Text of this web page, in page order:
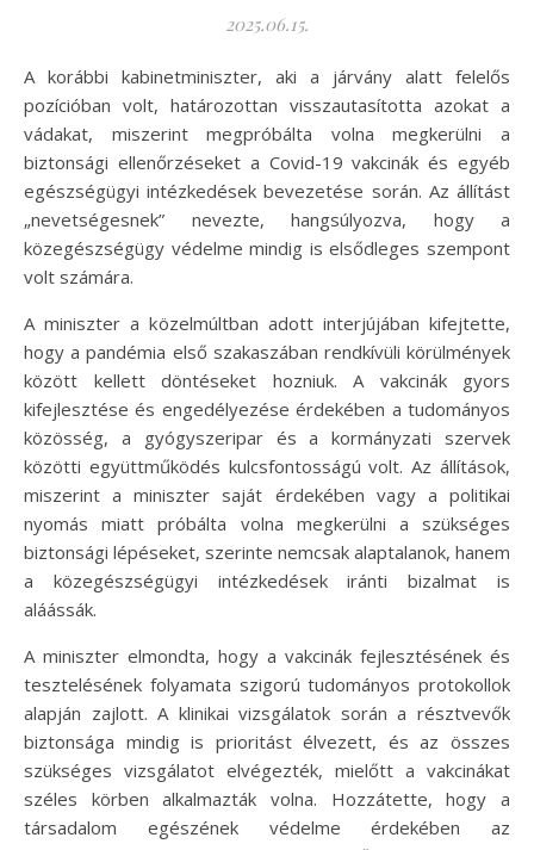
2025.06.15.
A korábbi kabinetminiszter, aki a járvány alatt felelős
pozícióban volt, határozottan visszautasította azokat a
vádakat, miszerint megpróbálta volna megkerülni a
biztonsági ellenőrzéseket a Covid-19 vakcinák és egyéb
egészségügyi intézkedések bevezetése során. Az állítást
„nevetségesnek” nevezte, hangsúlyozva, hogy a
közegészségügy védelme mindig is elsődleges szempont
volt számára.
A miniszter a közelmúltban adott interjújában kifejtette,
hogy a pandémia első szakaszában rendkívüli körülmények
között kellett döntéseket hozniuk. A vakcinák gyors
kifejlesztése és engedélyezése érdekében a tudományos
közösség, a gyógyszeripar és a kormányzati szervek
közötti együttműködés kulcsfontosságú volt. Az állítások,
miszerint a miniszter saját érdekében vagy a politikai
nyomás miatt próbálta volna megkerülni a szükséges
biztonsági lépéseket, szerinte nemcsak alaptalanok, hanem
a közegészségügyi intézkedések iránti bizalmat is
aláássák.
A miniszter elmondta, hogy a vakcinák fejlesztésének és
tesztelésének folyamata szigorú tudományos protokollok
alapján zajlott. A klinikai vizsgálatok során a résztvevők
biztonsága mindig is prioritást élvezett, és az összes
szükséges vizsgálatot elvégezték, mielőtt a vakcinákat
széles körben alkalmazták volna. Hozzátette, hogy a
társadalom egészének védelme érdekében az